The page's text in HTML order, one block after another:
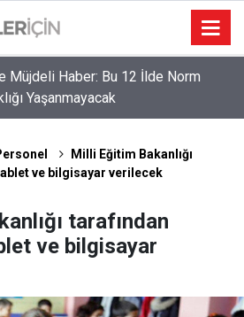
Müjdeli Haber: Bu 12 İlde Norm
Yaşanmayacak
Milli Eğitim Bakanlığı
ve bilgisayar verilecek
tarafından
ve bilgisayar